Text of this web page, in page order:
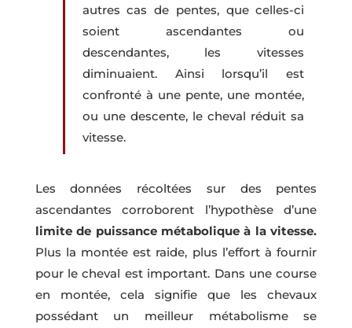
autres cas de pentes, que celles-ci
soient ascendantes ou
descendantes, les vitesses
diminuaient. Ainsi lorsqu’il est
confronté à une pente, une montée,
ou une descente, le cheval réduit sa
vitesse.
Les données récoltées sur des pentes
ascendantes corroborent l’hypothèse d’une
limite de puissance métabolique à la vitesse.
Plus la montée est raide, plus l’effort à fournir
pour le cheval est important. Dans une course
en montée, cela signifie que les chevaux
possédant un meilleur métabolisme se